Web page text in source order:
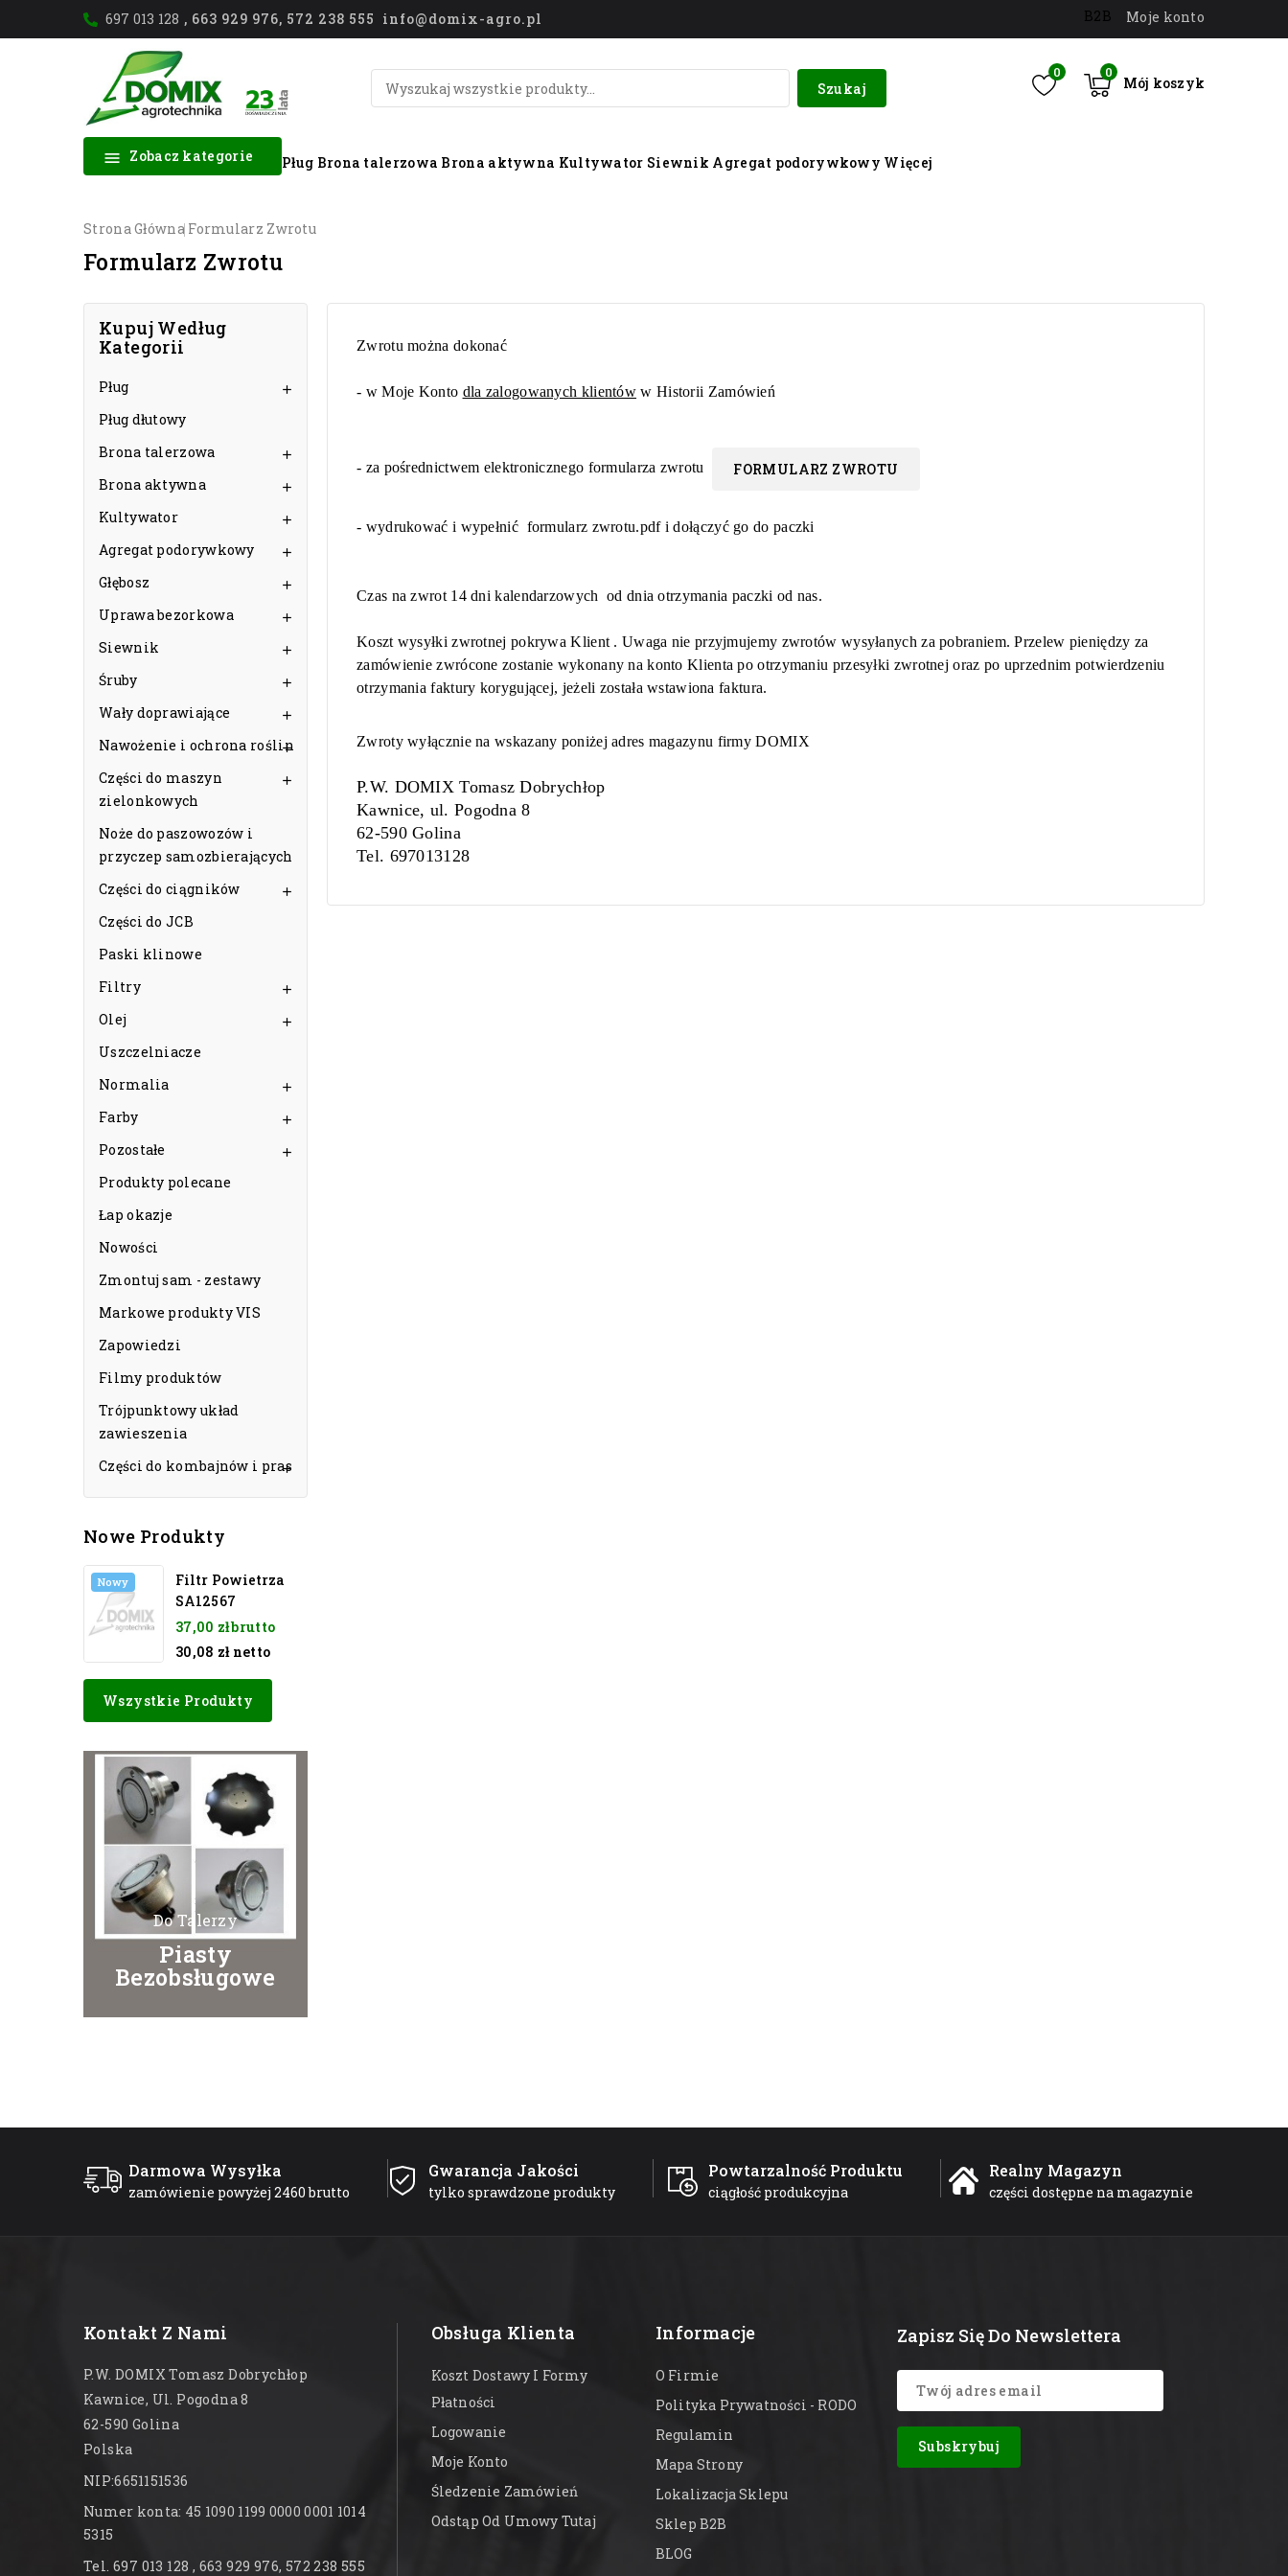
697 013 128 , 663 929 976, 572 238 555 info@domix-agro.pl B2B Moje konto
0
Mój koszyk
0
Szukaj
 Zobacz kategorie Pług Brona talerzowa Brona aktywna Kultywator Siewnik Agregat podorywkowy Więcej
Strona Główna Formularz Zwrotu
Formularz Zwrotu
Kupuj Według
Kategorii
Pług 
Pług dłutowy
Brona talerzowa

Brona aktywna 
Kultywator 
Agregat podorywkowy 
Głębosz 
Uprawa bezorkowa 
Siewnik 
Śruby 
Wały doprawiające 
Nawożenie i ochrona roślin

Części do maszyn
zielonkowych

Noże do paszowozów i
przyczep samozbierających
Części do ciągników

Części do JCB
Paski klinowe
Filtry

Olej 
Uszczelniacze
Normalia

Farby 
Pozostałe 
Produkty polecane
Łap okazje
Nowości
Zmontuj sam - zestawy
Markowe produkty VIS
Zapowiedzi
Filmy produktów
Trójpunktowy układ
zawieszenia
Części do kombajnów i pras

Nowe Produkty
Nowy
Filtr Powietrza
SA12567
37,00 zł
30,08 zł netto
Wszystkie Produkty
Do Talerzy
Piasty
Bezobsługowe
Zwrotu można dokonać
- wMoje Konto dla zalogowanych klientów w Historii Zamówień
- za pośrednictwem elektronicznego formularza zwrotu FORMULARZ ZWROTU
- wydrukować i wypełnić formularz zwrotu.pdfi dołączyć go do paczki
Czas na zwrot 14 dni kalendarzowych od dnia otrzymania paczki od nas.
Koszt wysyłki zwrotnej pokrywa Klient . Uwaga nie przyjmujemy zwrotów wysyłanych za pobraniem. Przelew pieniędzy za
zamówienie zwrócone zostanie wykonany na konto Klienta po otrzymaniu przesyłki zwrotnej oraz po uprzednim potwierdzeniu
otrzymania faktury korygującej, jeżeli została wstawiona faktura.
Zwroty wyłącznie na wskazany poniżej adres magazynu firmy DOMIX
P.W. DOMIX Tomasz Dobrychłop
Kawnice, ul. Pogodna 8
62-590 Golina
Tel. 697013128
Darmowa Wysyłka
zamówienie powyżej 2460 brutto
Gwarancja Jakości
tylko sprawdzone produkty
Powtarzalność Produktu
ciągłość produkcyjna
Realny Magazyn
części dostępne na magazynie
Kontakt Z Nami
P.W. DOMIX Tomasz Dobrychłop
Kawnice, Ul. Pogodna 8
62-590 Golina
Polska
NIP:6651151536
Numer konta: 45 1090 1199 0000 0001 1014
5315
Tel. 697 013 128 , 663 929 976, 572 238 555
Obsługa Klienta
Koszt Dostawy I Formy
Płatności
Logowanie
Moje Konto
Śledzenie Zamówień
Odstąp Od Umowy Tutaj
Informacje
O Firmie
Polityka Prywatności - RODO
Regulamin
Mapa Strony
Lokalizacja Sklepu
Sklep B2B
BLOG
Zapisz Się Do Newslettera